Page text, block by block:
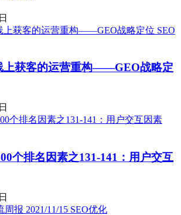
SEO
上获客的运营重构——GEO战略定
个排名因素之131-141：用户交互
SEO优化